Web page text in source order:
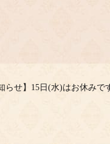
らせ】15日(水)はお休みで